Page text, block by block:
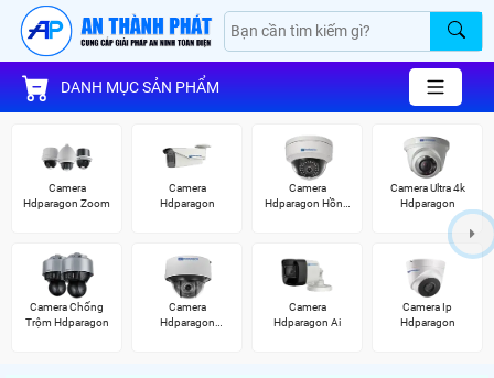
DANH MỤC SẢN PHẨM
Camera
Hdparagon Zoom
Camera
Hdparagon
Camera
Hdparagon Hồng
Camera Ultra 4k
Hdparagon
Camera Chống
Trộm Hdparagon
Camera
Hdparagon
Camera
Hdparagon Ai
Camera Ip
Hdparagon